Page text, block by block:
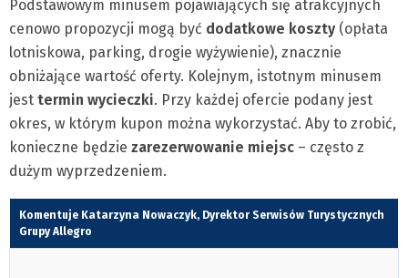
Podstawowym minusem pojawiających się atrakcyjnych
cenowo propozycji mogą być dodatkowe koszty (opłata
lotniskowa, parking, drogie wyżywienie), znacznie
obniżające wartość oferty. Kolejnym, istotnym minusem
jest termin wycieczki. Przy każdej ofercie podany jest
okres, w którym kupon można wykorzystać. Aby to zrobić,
konieczne będzie zarezerwowanie miejsc – często z
dużym wyprzedzeniem.
Komentuje Katarzyna Nowaczyk, Dyrektor Serwisów Turystycznych
Grupy Allegro